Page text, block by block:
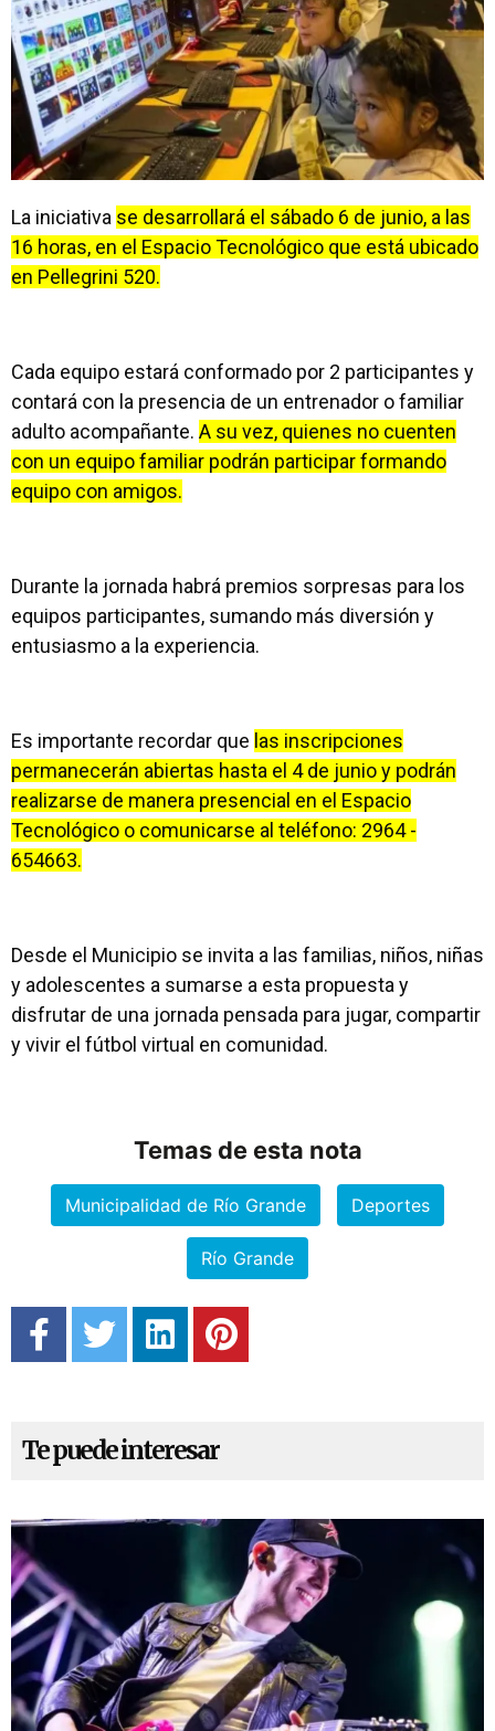
La iniciativa se desarrollará el sábado 6 de junio, a las
16 horas, en el Espacio Tecnológico que está ubicado
en Pellegrini 520.
Cada equipo estará conformado por 2 participantes y
contará con la presencia de un entrenador o familiar
adulto acompañante. A su vez, quienes no cuenten
con un equipo familiar podrán participar formando
equipo con amigos.
Durante la jornada habrá premios sorpresas para los
equipos participantes, sumando más diversión y
entusiasmo a la experiencia.
Es importante recordar que las inscripciones
permanecerán abiertas hasta el 4 de junio y podrán
realizarse de manera presencial en el Espacio
Tecnológico o comunicarse al teléfono: 2964 -
654663.
Desde el Municipio se invita a las familias, niños, niñas
y adolescentes a sumarse a esta propuesta y
disfrutar de una jornada pensada para jugar, compartir
y vivir el fútbol virtual en comunidad.
Temas de esta nota
Municipalidad de Río Grande Deportes
Río Grande
Te puede interesar